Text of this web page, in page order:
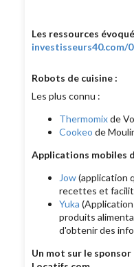
Les ressources
investisseurs40.com/
Robots de cuisine :
Les plus connu :
Thermomixde
Cookeo de
Applications mobiles
Jow(application
recettes et
Yuka
produits
d'obtenir des
Un mot sur le